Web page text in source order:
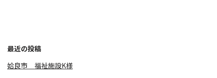
最近の投稿
姶良市 福祉施設K様